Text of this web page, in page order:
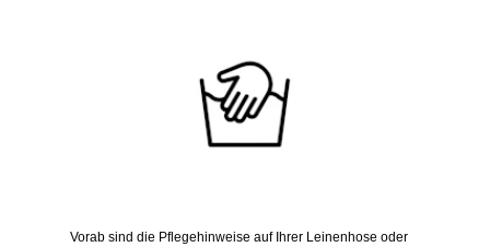
Vorab sind die Pflegehinweise auf Ihrer Leinenhose oder